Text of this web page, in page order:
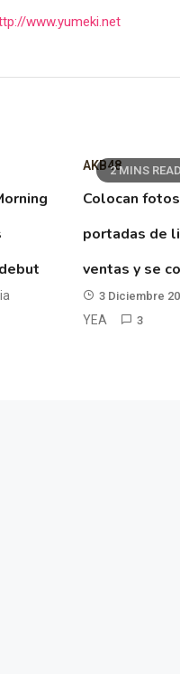
www.yumeki.net
2 MINS READ
AKB48
Colocan
portadas de
ventas y se
3 Diciembre
YEA
3